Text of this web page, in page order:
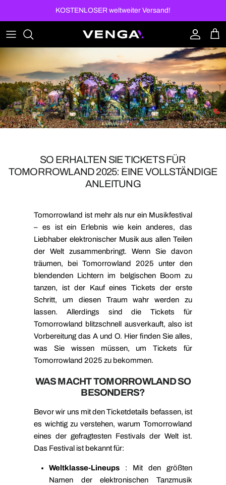
KOSTENLOSER weltweiter Versand!
Konto
SO ERHALTEN SIE TICKETS FÜR
TOMORROWLAND 2025: EINE VOLLSTÄNDIGE
ANLEITUNG
Tomorrowland ist mehr als nur ein Musikfestival
– es ist ein Erlebnis wie kein anderes, das
Liebhaber elektronischer Musik aus allen Teilen
der Welt zusammenbringt. Wenn Sie davon
träumen, bei Tomorrowland 2025 unter den
blendenden Lichtern im belgischen Boom zu
tanzen, ist der Kauf eines Tickets der erste
Schritt, um diesen Traum wahr werden zu
lassen. Allerdings sind die Tickets für
Tomorrowland blitzschnell ausverkauft, also ist
Vorbereitung das A und O. Hier finden Sie alles,
was Sie wissen müssen, um Tickets für
Tomorrowland 2025 zu bekommen.
WAS MACHT TOMORROWLAND SO
BESONDERS?
Bevor wir uns mit den Ticketdetails befassen, ist
es wichtig zu verstehen, warum Tomorrowland
eines der gefragtesten Festivals der Welt ist.
Das Festival ist bekannt für:
Weltklasse-Lineups
: Mit den größten
Namen der elektronischen Tanzmusik